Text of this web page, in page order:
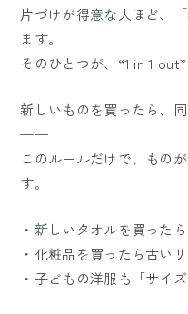
片づけが得意な人ほど、
ます。
そのひとつが、“1 in 1 out”
新しいものを買ったら、
——
このルールだけで、もの
す。
・新しいタオルを買った
・化粧品を買ったら古い
・子どもの洋服も「サイ